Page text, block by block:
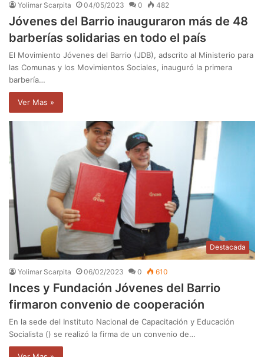
Yolimar Scarpita 04/05/2023 0 482
Jóvenes del Barrio inauguraron más de 48
barberías solidarias en todo el país
El Movimiento Jóvenes del Barrio (JDB), adscrito al Ministerio para
las Comunas y los Movimientos Sociales, inauguró la primera
barbería…
Ver Mas »
Destacada
Yolimar Scarpita 06/02/2023 0 610
Inces y Fundación Jóvenes del Barrio
firmaron convenio de cooperación
En la sede del Instituto Nacional de Capacitación y Educación
Socialista () se realizó la firma de un convenio de…